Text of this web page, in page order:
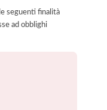
seguenti finalità
ad obblighi